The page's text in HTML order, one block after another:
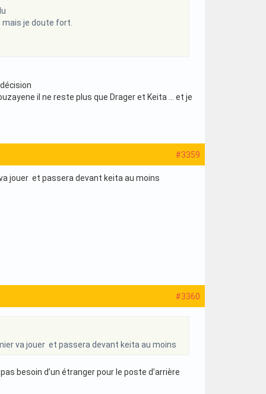
je doute fort.
il ne reste plus que Drager et Keita … et je
#3359
jouer et passera devant keita au moins
#3360
va jouer et passera devant keita au moins
besoin d’un étranger pour le poste d’arrière